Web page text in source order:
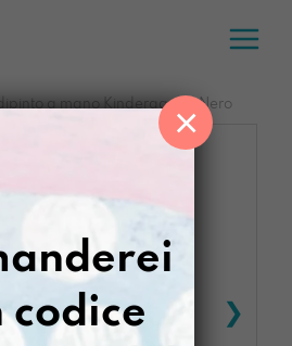
a mano Kindergarten Nero
codice
×